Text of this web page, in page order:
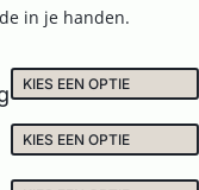
in je handen.